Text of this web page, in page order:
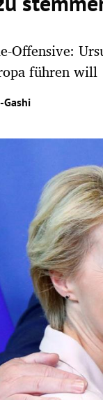
Offensive:
führen will
öffnen/